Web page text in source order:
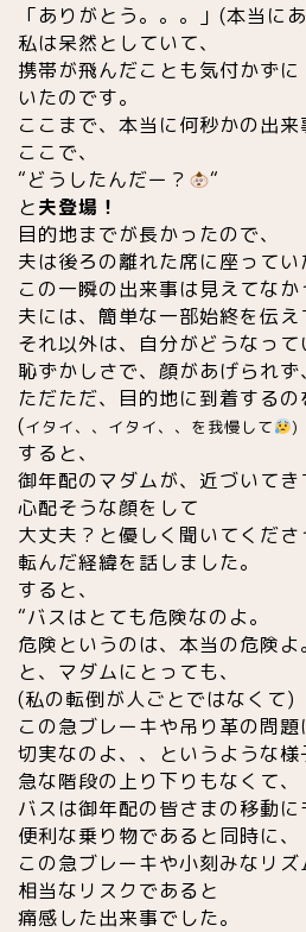
「ありがとう。。。」(本当に
私は呆然としていて、
携帯が飛んだことも気付かずに
いたのです。
ここまで、本当に何秒かの出来
ここで、
“どうしたんだー？
“
と夫登場 ！
目的地までが長かったので、
夫は後ろの離れた席に座ってい
この一瞬の出来事は見えてなか
夫には、簡単な一部始終を伝え
それ以外は、自分がどうなって
恥ずかしさで、顔があげられず、
ただただ、目的地に到着するの
(イタイ、、イタイ、、を我慢して )
すると、
御年配のマダムが、近づいてき
心配そうな顔をして
大丈夫？と優しく聞いてくださ
転んだ経緯を話しました。
すると、
“バスはとても危険なのよ。
危険というのは、本当の危険よ
と、マダムにとっても、
(私の転倒が人ごとではなくて)
この急ブレーキや吊り革の問題
切実なのよ、、というような様
急な階段の上り下りもなくて、
バスは御年配の皆さまの移動に
便利な乗り物であると同時に、
この急ブレーキや小刻みなリズ
相当なリスクであると
痛感した出来事でした。